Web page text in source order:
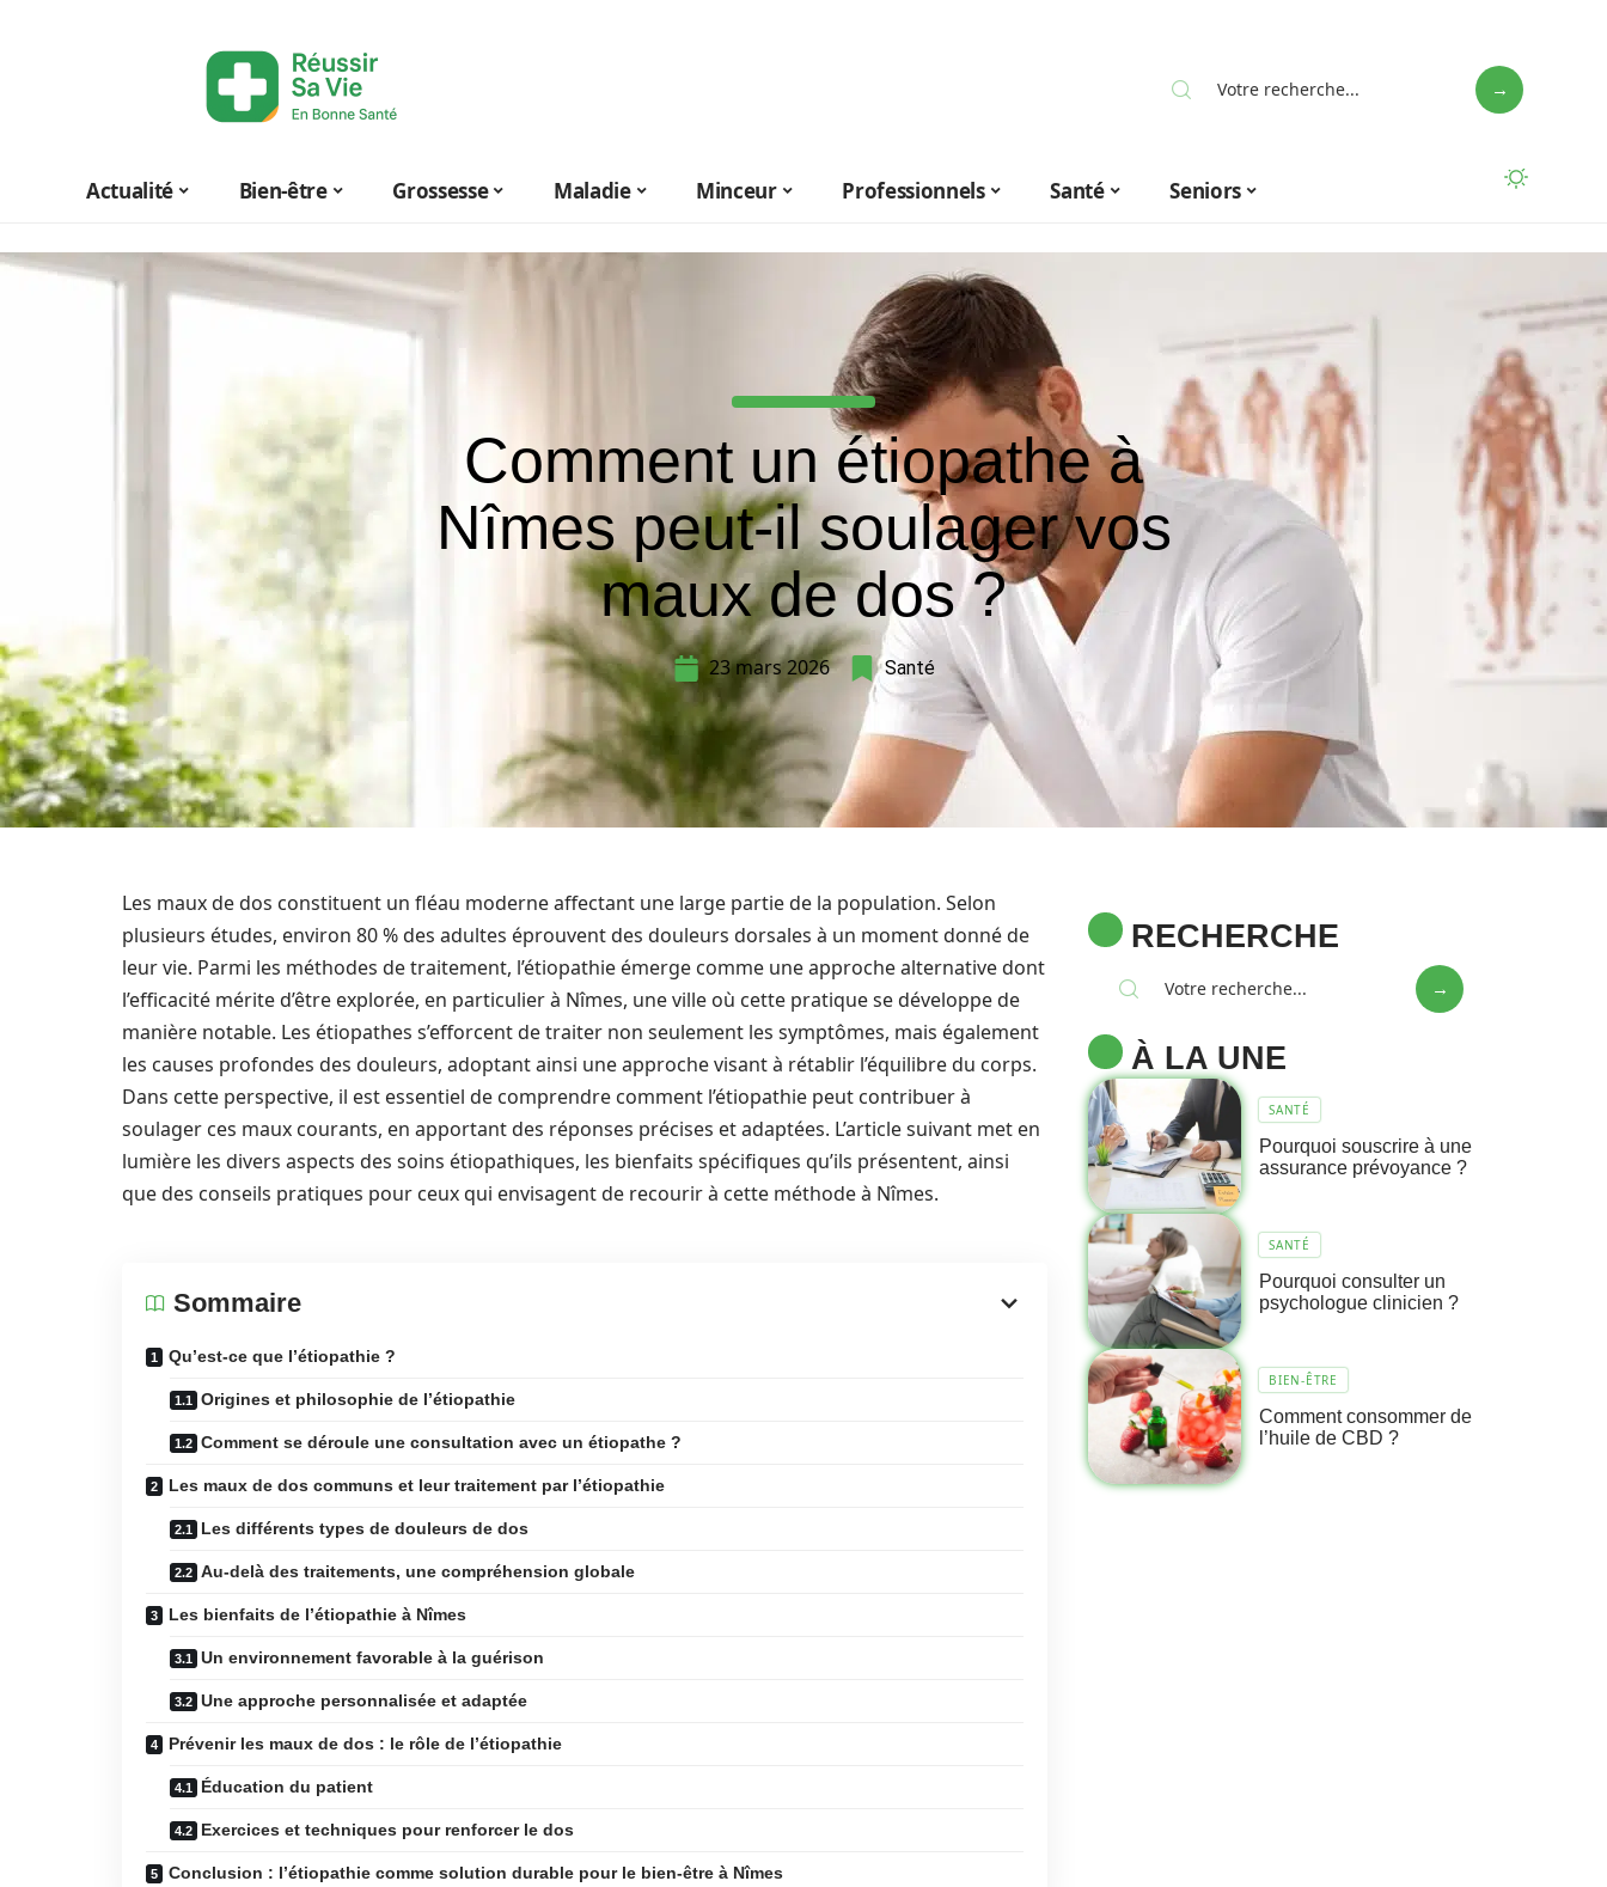
Actualité Bien-être Grossesse Maladie Minceur Professionnels Santé Seniors
Comment un étiopathe à
Nîmes peut-il soulager vos
maux de dos ?
23 mars 2026 Santé
Les maux de dos constituent un fléau moderne affectant une large partie de la population. Selon
plusieurs études, environ 80 % des adultes éprouvent des douleurs dorsales à un moment donné de
leur vie. Parmi les méthodes de traitement, l’étiopathie émerge comme une approche alternative dont
l’efficacité mérite d’être explorée, en particulier à Nîmes, une ville où cette pratique se développe de
manière notable. Les étiopathes s’efforcent de traiter non seulement les symptômes, mais également
les causes profondes des douleurs, adoptant ainsi une approche visant à rétablir l’équilibre du corps.
Dans cette perspective, il est essentiel de comprendre comment l’étiopathie peut contribuer à
soulager ces maux courants, en apportant des réponses précises et adaptées. L’article suivant met en
lumière les divers aspects des soins étiopathiques, les bienfaits spécifiques qu’ils présentent, ainsi
que des conseils pratiques pour ceux qui envisagent de recourir à cette méthode à Nîmes.
Sommaire
Qu’est-ce que l’étiopathie ?
Origines et philosophie de l’étiopathie
Comment se déroule une consultation avec un étiopathe ?
Les maux de dos communs et leur traitement par l’étiopathie
Les différents types de douleurs de dos
Au-delà des traitements, une compréhension globale
Les bienfaits de l’étiopathie à Nîmes
Un environnement favorable à la guérison
Une approche personnalisée et adaptée
Prévenir les maux de dos : le rôle de l’étiopathie
Éducation du patient
Exercices et techniques pour renforcer le dos
Conclusion : l’étiopathie comme solution durable pour le bien-être à Nîmes
RECHERCHE
À LA UNE
SANTÉ
Pourquoi souscrire à une
assurance prévoyance ?
SANTÉ
Pourquoi consulter un
psychologue clinicien ?
BIEN-ÊTRE
Comment consommer de
l’huile de CBD ?